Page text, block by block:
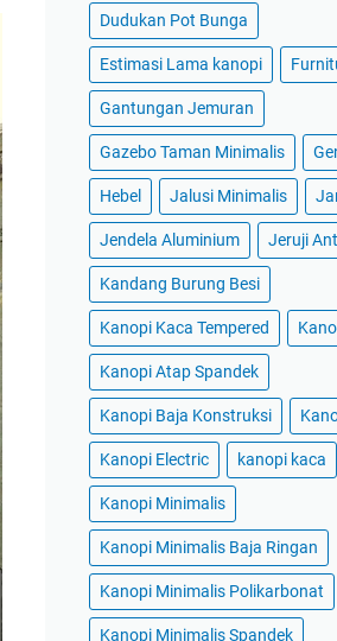
Dudukan Pot Bunga
Estimasi Lama kanopi
Gantungan Jemuran
Gazebo Taman Minimalis
Hebel Jalusi Minimalis
Jendela Aluminium Jeruji
Kandang Burung Besi
Kanopi Kaca Tempered
Kanopi Atap Spandek
Kanopi Baja Konstruksi
Kanopi Electric kanopi kaca
Kanopi Minimalis
Kanopi Minimalis Baja Ringan
Kanopi Minimalis Polikarbonat
Kanopi Minimalis Spandek